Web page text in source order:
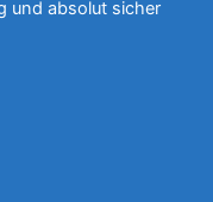
und absolut sicher